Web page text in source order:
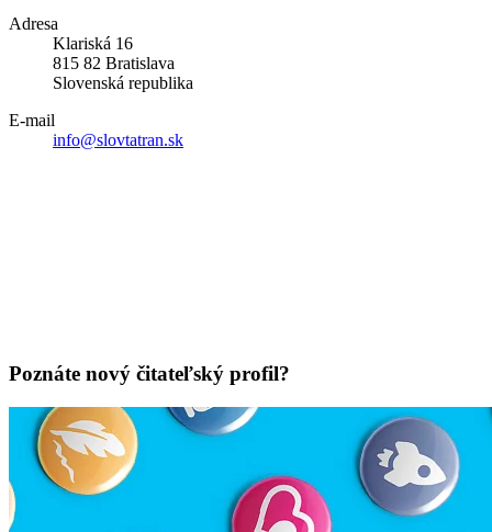
Adresa
Klariská 16
815 82 Bratislava
Slovenská republika
E-mail
info@slovtatran.sk
Poznáte nový čitateľský profil?